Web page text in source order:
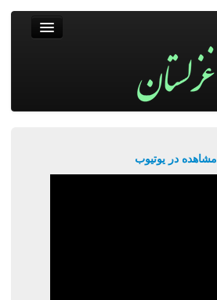
مشاهده در یوتیوب